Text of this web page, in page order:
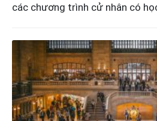
các chương trình cử nhân có